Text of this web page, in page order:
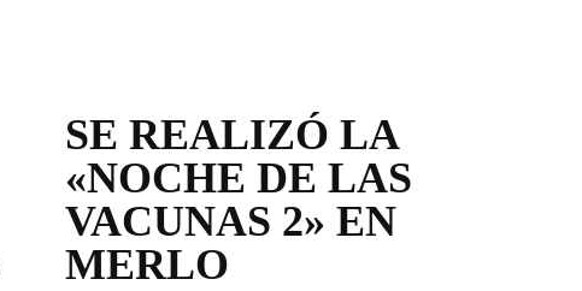
SE REALIZÓ LA
«NOCHE DE LAS
VACUNAS 2» EN
MERLO